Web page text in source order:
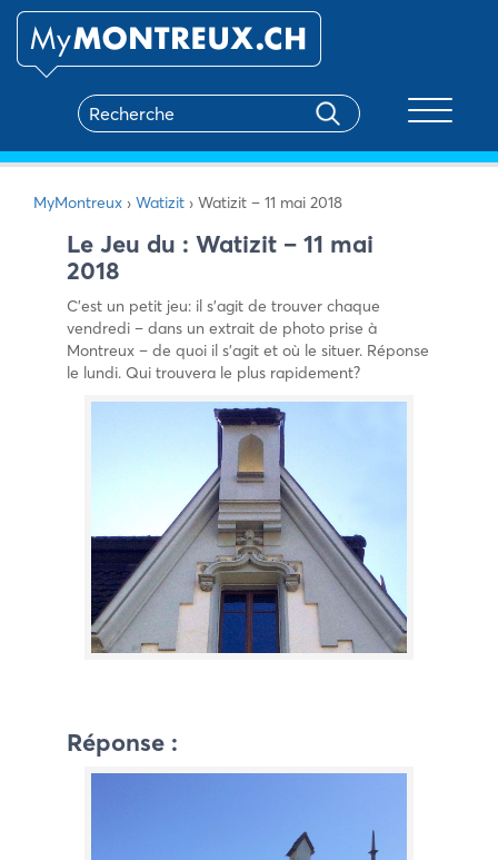
MyMontreux › Watizit › Watizit – 11 mai 2018
Le Jeu du : Watizit – 11 mai
2018
C’est un petit jeu: il s’agit de trouver chaque
vendredi – dans un extrait de photo prise à
Montreux – de quoi il s’agit et où le situer. Réponse
le lundi. Qui trouvera le plus rapidement?
Réponse :